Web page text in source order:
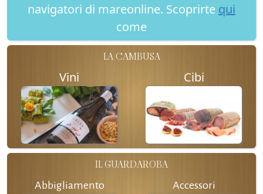
navigatori di mareonline. Scoprirte qui
come
LA CAMBUSA
Vini Cibi
IL GUARDAROBA
Abbigliamento Accessori